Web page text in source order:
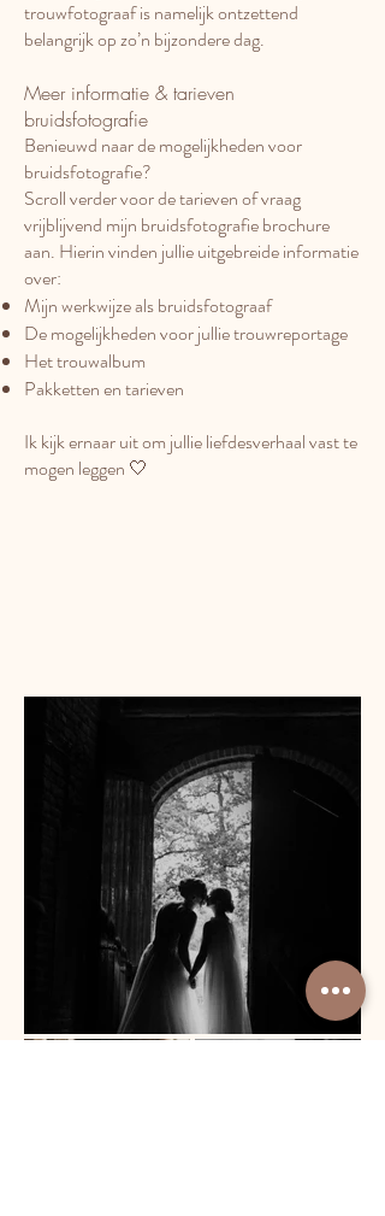
trouwfotograaf is namelijk ontzettend
belangrijk op zo’n bijzondere dag.
Meer informatie & tarieven
bruidsfotografie
Benieuwd naar de mogelijkheden voor
bruidsfotografie?
Scroll verder voor de tarieven of vraag
vrijblijvend mijn bruidsfotografie brochure
aan. Hierin vinden jullie uitgebreide informatie
over:
Mijn werkwijze als bruidsfotograaf
De mogelijkheden voor jullie trouwreportage
Het trouwalbum
Pakketten en tarieven
Ik kijk ernaar uit om jullie liefdesverhaal vast te
mogen leggen 🤍